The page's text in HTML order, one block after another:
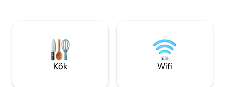
par minuter. Det perfekta är att ha en bil
för att få tillgång till fastigheten. Jag kan
värva förare.
trevlig grill med
till vårt lilla paradis!
Kök Wifi